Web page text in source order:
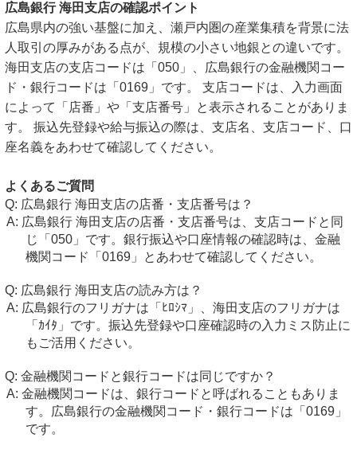
広島銀行 海田支店の確認ポイント
広島県内の強い基盤に加え、瀬戸内圏の産業集積を背景に法
人取引の厚みがある点が、規模の小さい地銀との違いです。
海田支店の支店コードは「050」、広島銀行の金融機関コー
ド・銀行コードは「0169」です。 支店コードは、入力画面
によって「店番」や「支店番号」と表示されることがありま
す。 振込先登録や給与振込の際は、支店名、支店コード、口
座名義をあわせて確認してください。
よくあるご質問
広島銀行 海田支店の店番・支店番号は？
広島銀行 海田支店の店番・支店番号は、支店コードと同
じ「050」です。銀行振込や口座情報の確認時は、金融
機関コード「0169」とあわせて確認してください。
広島銀行 海田支店の読み方は？
広島銀行のフリガナは「ﾋﾛｼﾏ」、海田支店のフリガナは
「ｶｲﾀ」です。振込先登録や口座確認時の入力ミス防止に
もご活用ください。
金融機関コードと銀行コードは同じですか？
金融機関コードは、銀行コードと呼ばれることもありま
す。広島銀行の金融機関コード・銀行コードは「0169」
です。